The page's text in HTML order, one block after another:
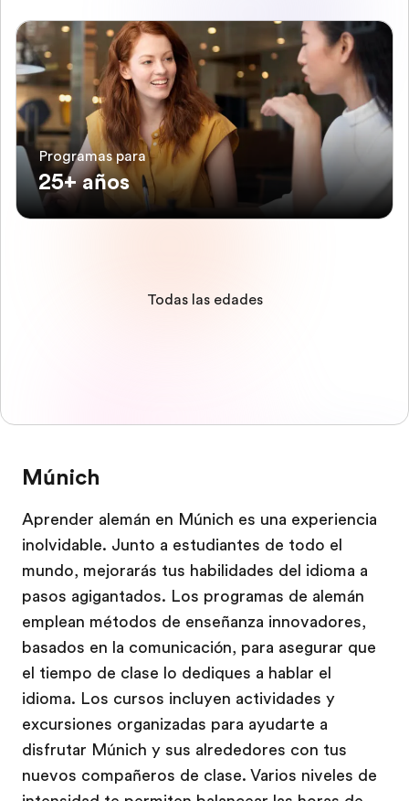
Programas para
25+ años
Todas las edades
Múnich
Aprender alemán en Múnich es una experiencia
inolvidable. Junto a estudiantes de todo el
mundo, mejorarás tus habilidades del idioma a
pasos agigantados. Los programas de alemán
emplean métodos de enseñanza innovadores,
basados en la comunicación, para asegurar que
el tiempo de clase lo dediques a hablar el
idioma. Los cursos incluyen actividades y
excursiones organizadas para ayudarte a
disfrutar Múnich y sus alrededores con tus
nuevos compañeros de clase. Varios niveles de